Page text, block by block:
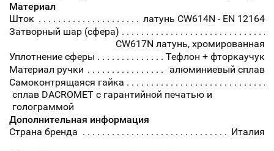
Материал
Шток
латунь CW614N - EN 12164
Затворный шар (сфера)
CW617N латунь, хромированная
Уплотнение сферы
Тефлон + фторкаучук
Материал ручки
алюминиевый сплав
Самоконтрящаяся гайка
сплав DACROMET с гарантийной печатью и
голограммой
Дополнительная информация
Страна бренда
Италия